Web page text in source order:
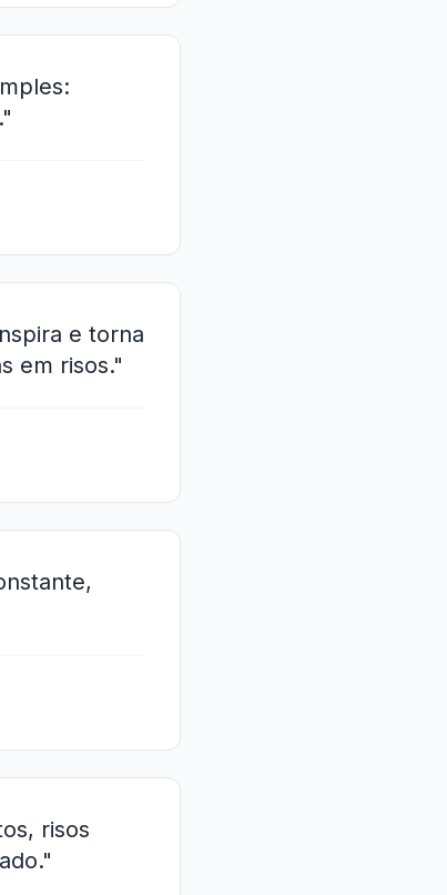
e torna
em risos."
risos